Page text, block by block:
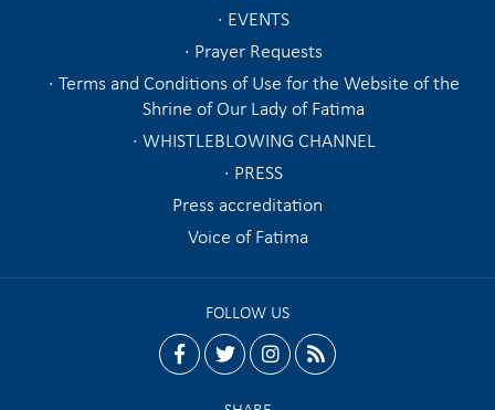
EVENTS
Prayer Requests
Terms and Conditions of Use for the Website of the
Shrine of Our Lady of Fatima
WHISTLEBLOWING CHANNEL
PRESS
Press accreditation
Voice of Fatima
FOLLOW US
facebooktwitterinstagram
rss